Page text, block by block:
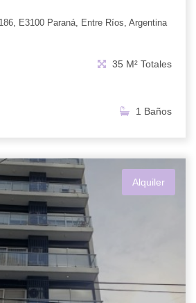
E3100 Paraná, Entre Ríos, Argentina
35 M² Totales
1 Baños
Alquiler